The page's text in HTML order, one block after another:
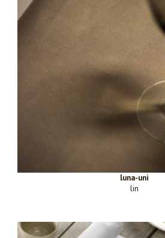
luna-uni
lin